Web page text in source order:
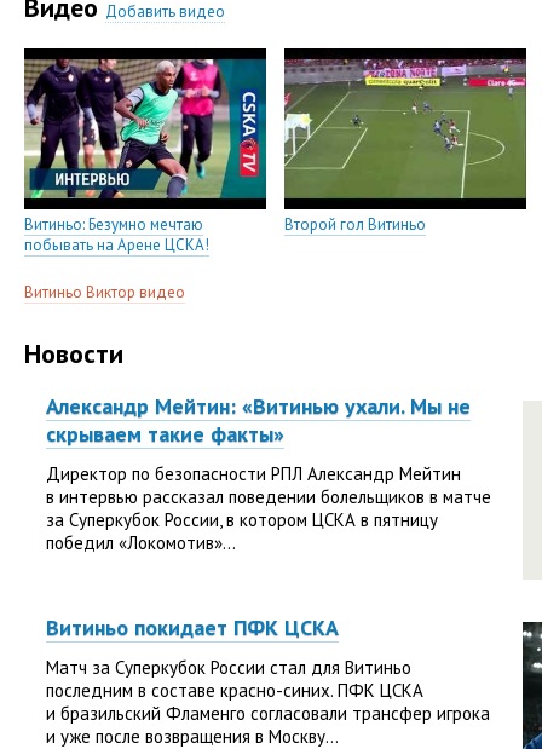
Видео Добавить видео
Витиньо: Безумно мечтаю
побывать на Арене ЦСКА!
Второй гол Витиньо
Витиньо Виктор видео
Новости
Александр Мейтин: «Витинью ухали. Мы не
скрываем такие факты»
Директор по безопасности РПЛ Александр Мейтин
в интервью рассказал поведении болельщиков в матче
за Суперкубок России, в котором ЦСКА в пятницу
победил «Локомотив»...
Витиньо покидает ПФК ЦСКА
Матч за Суперкубок России стал для Витиньо
последним в составе красно-синих. ПФК ЦСКА
и бразильский Фламенго согласовали трансфер игрока
и уже после возвращения в Москву...